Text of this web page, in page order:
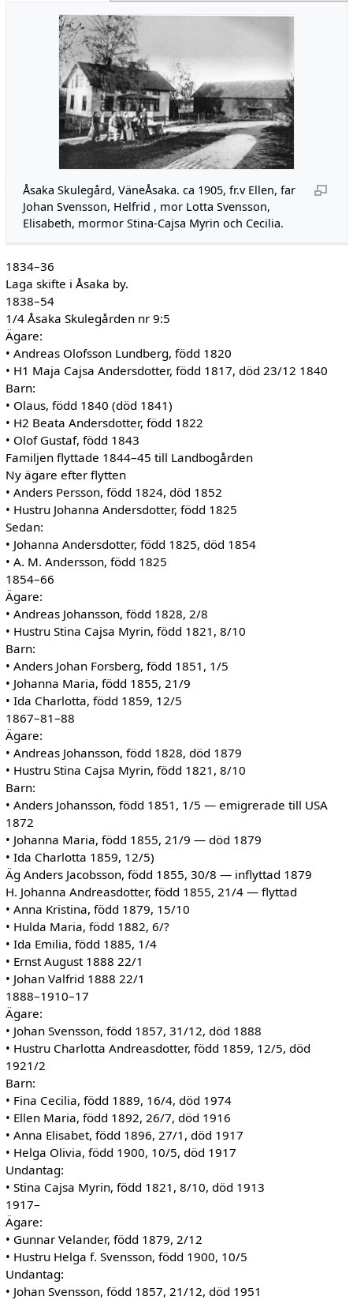
Åsaka Skulegård, VäneÅsaka. ca 1905, fr.v Ellen, far
Johan Svensson, Helfrid , mor Lotta Svensson,
Elisabeth, mormor Stina-Cajsa Myrin och Cecilia.
1834–36
Laga skifte i Åsaka by.
1838–54
1/4 Åsaka Skulegården nr 9:5
Ägare:
• Andreas Olofsson Lundberg, född 1820
• H1 Maja Cajsa Andersdotter, född 1817, död 23/12 1840
Barn:
• Olaus, född 1840 (död 1841)
• H2 Beata Andersdotter, född 1822
• Olof Gustaf, född 1843
Familjen flyttade 1844–45 till Landbogården
Ny ägare efter flytten
• Anders Persson, född 1824, död 1852
• Hustru Johanna Andersdotter, född 1825
Sedan:
• Johanna Andersdotter, född 1825, död 1854
• A. M. Andersson, född 1825
1854–66
Ägare:
• Andreas Johansson, född 1828, 2/8
• Hustru Stina Cajsa Myrin, född 1821, 8/10
Barn:
• Anders Johan Forsberg, född 1851, 1/5
• Johanna Maria, född 1855, 21/9
• Ida Charlotta, född 1859, 12/5
1867–81–88
Ägare:
• Andreas Johansson, född 1828, död 1879
• Hustru Stina Cajsa Myrin, född 1821, 8/10
Barn:
• Anders Johansson, född 1851, 1/5 — emigrerade till USA
1872
• Johanna Maria, född 1855, 21/9 — död 1879
• Ida Charlotta 1859, 12/5)
Äg Anders Jacobsson, född 1855, 30/8 — inflyttad 1879
H. Johanna Andreasdotter, född 1855, 21/4 — flyttad
• Anna Kristina, född 1879, 15/10
• Hulda Maria, född 1882, 6/?
• Ida Emilia, född 1885, 1/4
• Ernst August 1888 22/1
• Johan Valfrid 1888 22/1
1888–1910–17
Ägare:
• Johan Svensson, född 1857, 31/12, död 1888
• Hustru Charlotta Andreasdotter, född 1859, 12/5, död
1921/2
Barn:
• Fina Cecilia, född 1889, 16/4, död 1974
• Ellen Maria, född 1892, 26/7, död 1916
• Anna Elisabet, född 1896, 27/1, död 1917
• Helga Olivia, född 1900, 10/5, död 1917
Undantag:
• Stina Cajsa Myrin, född 1821, 8/10, död 1913
1917–
Ägare:
• Gunnar Velander, född 1879, 2/12
• Hustru Helga f. Svensson, född 1900, 10/5
Undantag:
• Johan Svensson, född 1857, 21/12, död 1951